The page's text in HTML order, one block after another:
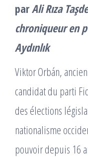
parAli Rıza
chroniqueur en
Aydınlık
Viktor Orbán,
candidat du parti
des élections
nationalisme
pouvoir depuis 16